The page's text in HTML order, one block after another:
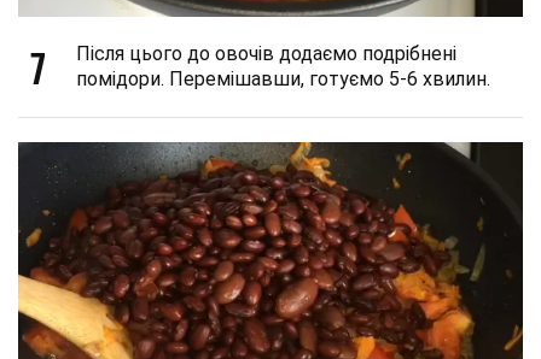
7
Після цього до овочів додаємо подрібнені
помідори. Перемішавши, готуємо 5-6 хвилин.